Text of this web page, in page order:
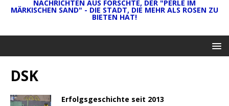
NACHRICHTEN AUS FORSCHTE, DER "PERLE IM
MÄRKISCHEN SAND" - DIE STADT, DIE MEHR ALS ROSEN ZU
BIETEN HAT!
DSK
Erfolgsgeschichte seit 2013